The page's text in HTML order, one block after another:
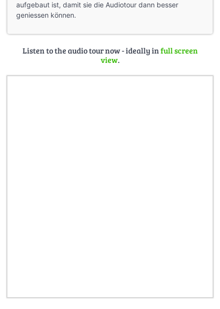
aufgebaut ist, damit sie die Audiotour dann besser
geniessen können.
Listen to the audio tour now - ideally infull screen
view.